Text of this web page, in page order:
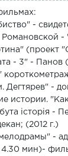
-
Романовской -
(проект
- 3" -
Дегтярев" -
истории.
історія -
(2012 г.)
-
4.30 мин)-